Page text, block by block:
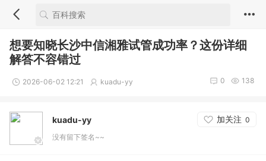
想要知晓长沙中信湘雅试管成功率？这份详细
解答不容错过
2026-06-02 12:21 kuadu-yy 138
0
kuadu-yy 加关注 0
没有留下签名~~